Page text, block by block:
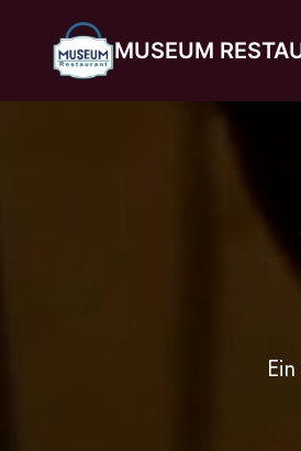
MUSEUM